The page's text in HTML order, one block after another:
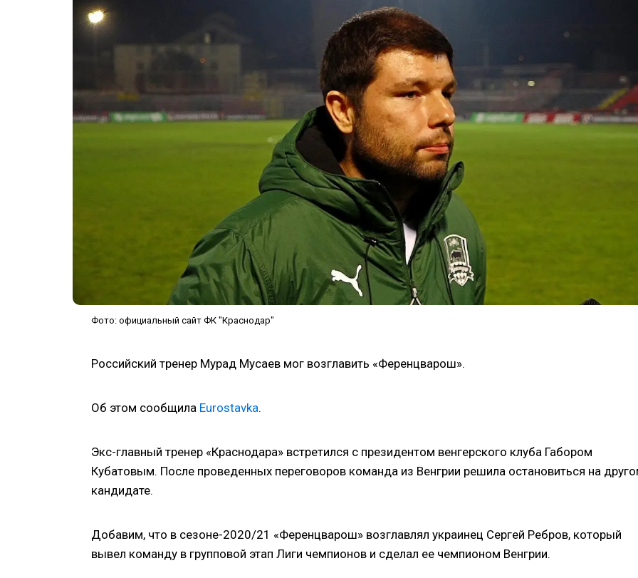
Фото: официальный сайт ФК "Краснодар"
Российский тренер Мурад Мусаев мог возглавить «Ференцварош».
Об этом сообщила Eurostavka.
Экс-главный тренер «Краснодара» встретился с президентом венгерского клуба Габором
Кубатовым. После проведенных переговоров команда из Венгрии решила остановиться на
кандидате.
Добавим, что в сезоне-2020/21 «Ференцварош» возглавлял украинец Сергей Ребров, который
вывел команду в групповой этап Лиги чемпионов и сделал ее чемпионом Венгрии.